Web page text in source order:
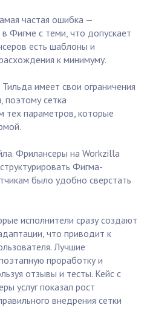
частая ошибка —
Фигме с теми, что допускает
есть шаблоны и
к минимуму.
имеет свои ограничения
поэтому сетка
тех параметров, которые
Фрилансеры на Workzilla
Фигма-
было удобно сверстать
исполнители сразу создают
что приводит к
Лучшие
проработку и
отзывы и тесты. Кейс с
услуг показал рост
внедрения сетки